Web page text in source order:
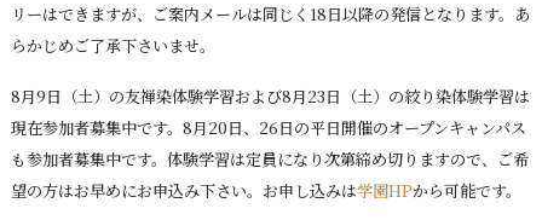
リーはできますが、ご案内メールは同じく18日以降の発信となります。あ
らかじめご了承下さいませ。
8月9日（土）の友禅染体験学習および8月23日（土）の絞り染体験学習は
現在参加者募集中です。8月20日、26日の平日開催のオープンキャンパス
も参加者募集中です。体験学習は定員になり次第締め切りますので、ご希
望の方はお早めにお申込み下さい。お申し込みは学園HPから可能です。